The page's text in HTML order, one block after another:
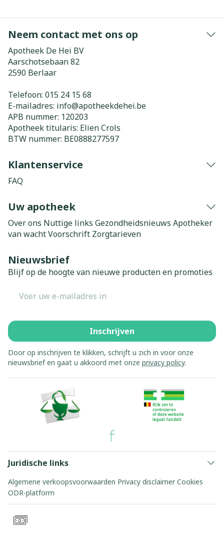
Neem contact met ons op
Apotheek De Hei BV
Aarschotsebaan 82
2590 Berlaar
Telefoon: 015 24 15 68
E-mailadres: info@apotheekdehei.be
APB nummer: 120203
Apotheek titularis: Elien Crols
BTW nummer: BE0888277597
Klantenservice
FAQ
Uw apotheek
Over ons Nuttige links Gezondheidsnieuws Apotheker
van wachtVoorschrift Zorgtarieven
Nieuwsbrief
Blijf op de hoogte van nieuwe producten en promoties
Inschrijven
Door op inschrijven te klikken, schrijft u zich in voor onze
nieuwsbrief en gaat u akkoord met onze privacy policy.
Juridische links
Algemene verkoopsvoorwaarden Privacy disclaimer Cookies
ODR-platform